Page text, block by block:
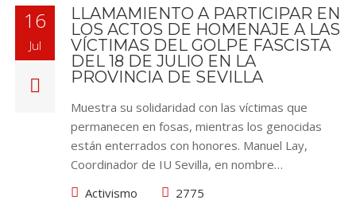
16
Jul
LLAMAMIENTO A PARTICIPAR EN
LOS ACTOS DE HOMENAJE A LAS
VÍCTIMAS DEL GOLPE FASCISTA
DEL 18 DE JULIO EN LA
PROVINCIA DE SEVILLA
Muestra su solidaridad con las víctimas que
permanecen en fosas, mientras los genocidas
están enterrados con honores. Manuel Lay,
Coordinador de IU Sevilla, en nombre…
Activismo
2775